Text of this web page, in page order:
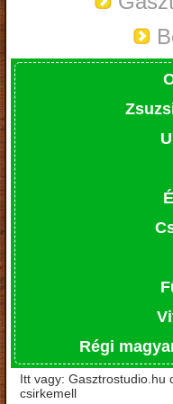
Régi
Itt vagy: Gasztrostudio.hu
csirkemell